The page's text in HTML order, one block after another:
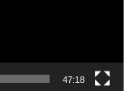
47:18